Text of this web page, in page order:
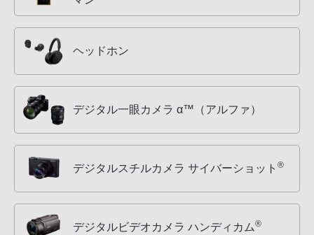
ヘッドホン
デジタル一眼カメラ α™（アルファ）
デジタルスチルカメラ サイバーショット ®
デジタルビデオカメラ ハンディカム®